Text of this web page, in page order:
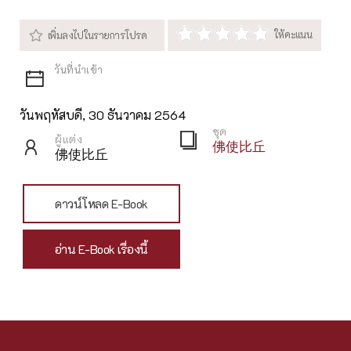
วันพฤหัสบดี, 30 ธันวาคม 2564
ผู้แต่ง
佛使比丘
ชุด
佛使比丘
ดาวน์โหลด E-Book
อ่าน E-Book เรื่องนี้